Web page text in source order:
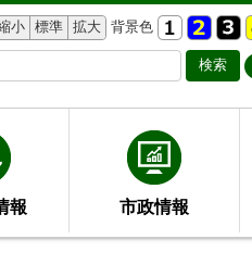
小 標準 拡大 背景色
報 市政情報